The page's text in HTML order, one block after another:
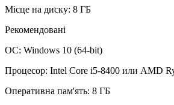
Місце на диску: 8 ГБ
Рекомендовані
ОС: Windows 10 (64-bit)
Процесор: Intel Core i5-8400 или AMD
Оперативна пам'ять: 8 ГБ